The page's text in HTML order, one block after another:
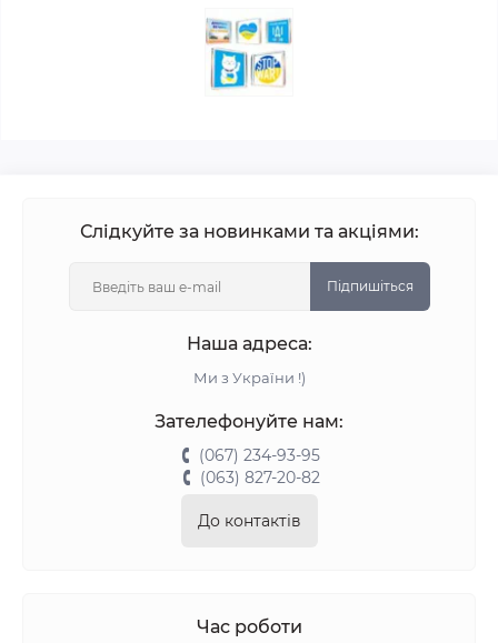
Слідкуйте за новинками та акціями:
Підпишіться
Наша адреса:
Ми з України !)
Зателефонуйте нам:
(067) 234-93-95
(063) 827-20-82
До контактів
Час роботи